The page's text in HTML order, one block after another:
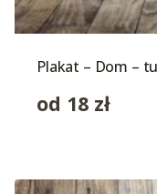
Plakat – Dom –
od 18 zł